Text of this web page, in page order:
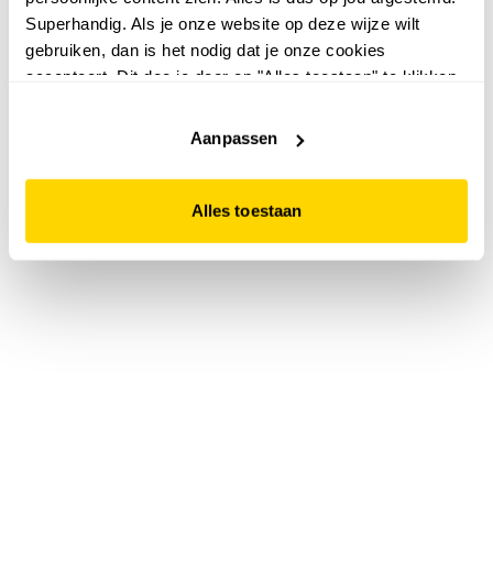
Superhandig. Als je onze website op deze wijze wilt
gebruiken, dan is het nodig dat je onze cookies
accepteert. Dit doe je door op "Alles toestaan" te klikken.
website niet optimaal functioneert.
Aanpassen
Alles toestaan